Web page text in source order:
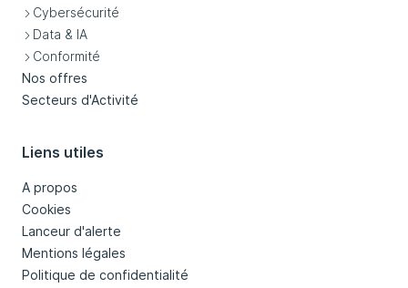
Cybersécurité
Data & IA
Conformité
Nos offres
Secteurs d'Activité
Liens utiles
A propos
Cookies
Lanceur d'alerte
Mentions légales
Politique de confidentialité